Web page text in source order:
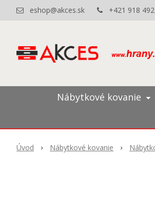
eshop@akces.sk +421 918
Nábytkové kovanie
Úvod Nábytkové kovanie